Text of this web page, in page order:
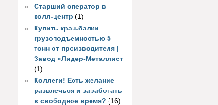
Старший оператор в
колл-центр (1)
Купить кран-балки
грузоподъемностью 5
тонн от производителя |
Завод «Лидер-Металлист
(1)
Коллеги! Есть желание
развлечься и заработать
в свободное время? (16)